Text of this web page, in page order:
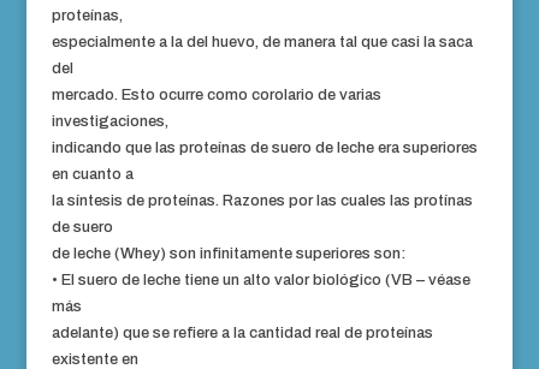
proteínas,
especialmente a la del huevo, de manera tal que casi la saca
del
mercado. Esto ocurre como corolario de varias
investigaciones,
indicando que las proteínas de suero de leche era superiores
en cuanto a
la síntesis de proteínas. Razones por las cuales las protínas
de suero
de leche (Whey) son infinitamente superiores son:
• El suero de leche tiene un alto valor biológico (VB – véase
más
adelante) que se refiere a la cantidad real de proteínas
existente en